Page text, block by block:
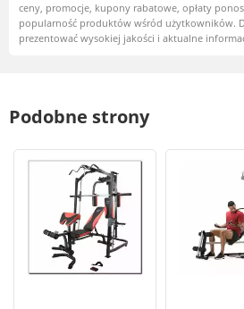
ceny, promocje, kupony rabatowe, opłaty
popularność produktów wśród użytkowników.
prezentować wysokiej jakości i aktualne
Podobne strony